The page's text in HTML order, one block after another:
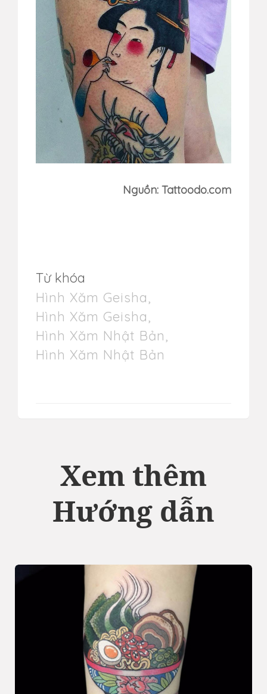
Nguồn: Tattoodo.com
Từ khóa
Hình Xăm Geisha,
Hình Xăm Geisha,
Hình Xăm Nhật Bản,
Hình Xăm Nhật Bản
Xem thêm
Hướng dẫn